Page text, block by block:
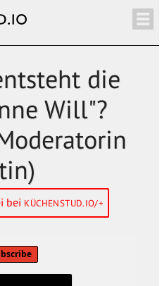
KALENDER
die
Will"?
bei KÜCHENSTUD.IO/+